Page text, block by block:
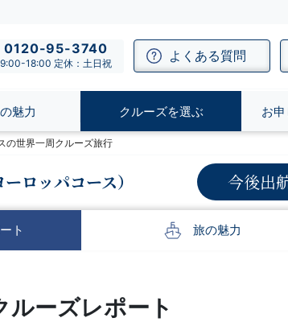
0120-95-3740
9:00-18:00 定休：土日祝 よくある質問
魅力 クルーズを選ぶ お
の世界一周クルーズ旅行
今後出
ーロッパコース）
ト 旅の魅力
ルーズレポート